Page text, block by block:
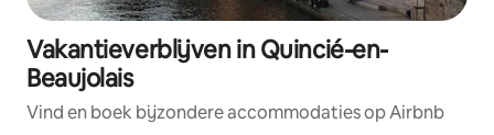
Vakantieverblijven in Quincié-en-
Beaujolais
Vind en boek bijzondere accommodaties op Airbnb